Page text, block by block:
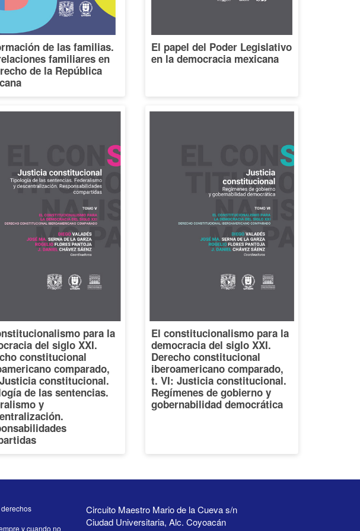
de las familias.
familiares en
de la República
El papel del Poder Legislativo
en la democracia mexicana
para la
del siglo XXI.
constitucional
comparado,
constitucional.
de las sentencias.
y
El constitucionalismo para la
democracia del siglo XXI.
Derecho constitucional
iberoamericano comparado,
t. VI: Justicia constitucional.
Regímenes de gobierno y
gobernabilidad democrática
Circuito Maestro Mario de la Cueva s/n
Ciudad Universitaria, Alc. Coyoacán
y cuando no